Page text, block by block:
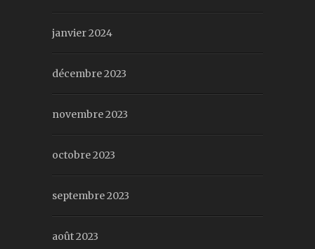
janvier 2024
décembre 2023
novembre 2023
octobre 2023
septembre 2023
août 2023